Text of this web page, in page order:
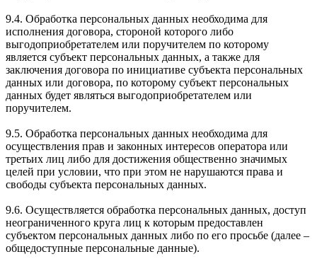
9.4. Обработка персональных данных необходима для
исполнения договора, стороной которого либо
выгодоприобретателем или поручителем по которому
является субъект персональных данных, а также для
заключения договора по инициативе субъекта персональных
данных или договора, по которому субъект персональных
данных будет являться выгодоприобретателем или
поручителем.
9.5. Обработка персональных данных необходима для
осуществления прав и законных интересов оператора или
третьих лиц либо для достижения общественно значимых
целей при условии, что при этом не нарушаются права и
свободы субъекта персональных данных.
9.6. Осуществляется обработка персональных данных, доступ
неограниченного круга лиц к которым предоставлен
субъектом персональных данных либо по его просьбе (далее –
общедоступные персональные данные).